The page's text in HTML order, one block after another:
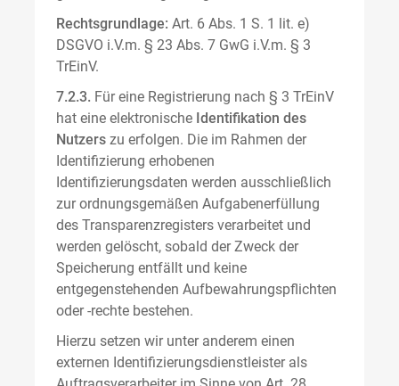
Rechtsgrundlage: Art. 6 Abs. 1 S. 1 lit. e)
DSGVO i.V.m. § 23 Abs. 7 GwG i.V.m. § 3
TrEinV.
7.2.3. Für eine Registrierung nach § 3 TrEinV
hat eine elektronische Identifikation des
Nutzers zu erfolgen. Die im Rahmen der
Identifizierung erhobenen
Identifizierungsdaten werden ausschließlich
zur ordnungsgemäßen Aufgabenerfüllung
des Transparenzregisters verarbeitet und
werden gelöscht, sobald der Zweck der
Speicherung entfällt und keine
entgegenstehenden Aufbewahrungspflichten
oder -rechte bestehen.
Hierzu setzen wir unter anderem einen
externen Identifizierungsdienstleister als